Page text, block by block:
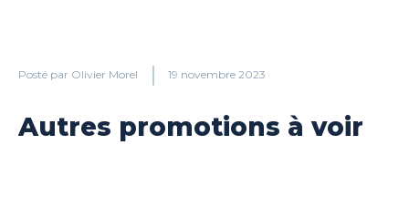
Posté par Olivier Morel 19 novembre 2023
Autres promotions à voir